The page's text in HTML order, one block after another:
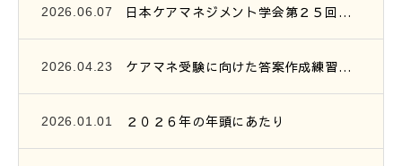
2026.06.07 日本ケアマネジメント学会第２５回研究大会参加報告
2026.04.23 ケアマネ受験に向けた答案作成練習会開催のご案内
2026.01.01 ２０２６年の年頭にあたり